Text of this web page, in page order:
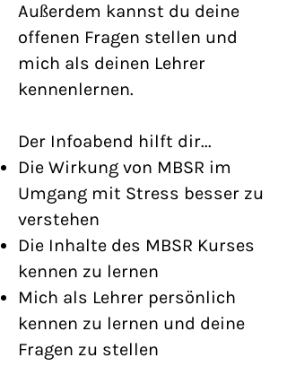
Außerdem kannst du deine
offenen Fragen stellen und
mich als deinen Lehrer
kennenlernen.
Der Infoabend hilft dir...
Die Wirkung von MBSR im
Umgang mit Stress besser zu
verstehen
Die Inhalte des MBSR Kurses
kennen zu lernen
Mich als Lehrer persönlich
kennen zu lernen und deine
Fragen zu stellen